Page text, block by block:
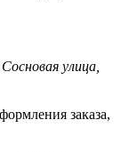
улица,
заказа,